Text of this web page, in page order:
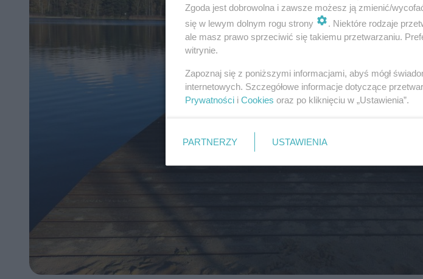
Zgoda jest dobrowolna i zawsze możesz ją zmienić/
się w lewym dolnym rogu strony
. Niektóre rodzaje
ale masz prawo sprzeciwić się takiemu przetwarzaniu.
witrynie.
Zapoznaj się z poniższymi informacjami, abyś mógł
internetowych. Szczegółowe informacje dotyczące
Prywatności i Cookies oraz po kliknięciu w „Ustawienia”.
PARTNERZY USTAWIENIA